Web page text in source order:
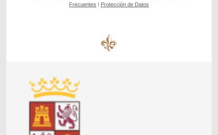
Frecuentes ǀ Protección de Datos